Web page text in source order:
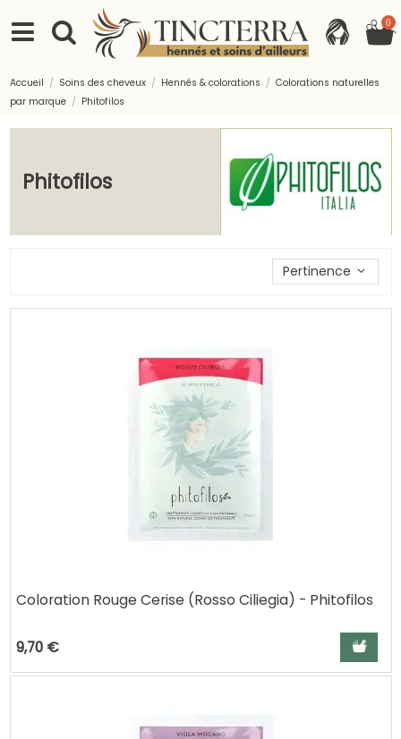
0
Accueil Soins des cheveux Hennés & colorations
Colorations naturelles
par marque
Phitofilos
Phitofilos
Trier les produits par
Pertinence
Coloration Rouge Cerise (Rosso Ciliegia) - Phitofilos
9,70 € Ajouter